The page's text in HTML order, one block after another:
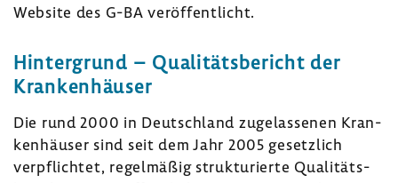
Website des G-BA veröf­fent­licht.
Hinter­grund – Quali­täts­be­richt der
Kran­ken­häuser
Die rund 2000 in Deutsch­land zuge­las­senen Kran­
ken­häuser sind seit dem Jahr 2005 gesetz­lich
verpflichtet, regel­mäßig struk­tu­rierte Quali­täts­